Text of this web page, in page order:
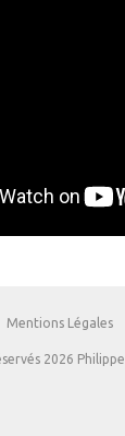
Mentions Légales
2026